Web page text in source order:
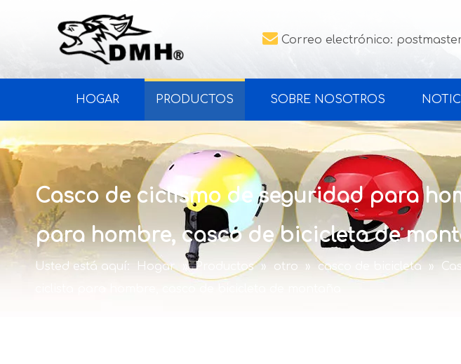
 Correo electrónico:
HOGAR PRODUCTOS SOBRE NOSOTROS
Casco de ciclismo de seguridad para
para hombre, casco de bicicleta de
Usted está aquí: Hogar » Productos » otro » casco de bicicleta »